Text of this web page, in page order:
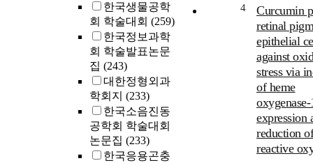
한국생물공학
회 학술대회 (259)
한국정보과학
회 학술발표논문
집 (243)
대한정형외과
학회지 (233)
한국소음진동
공학회 학술대회
논문집 (233)
한국응용곤충
4
Curcumin
retinal
epithelial
against
stress via
of heme
oxygenase-
expression
reduction of
reactive